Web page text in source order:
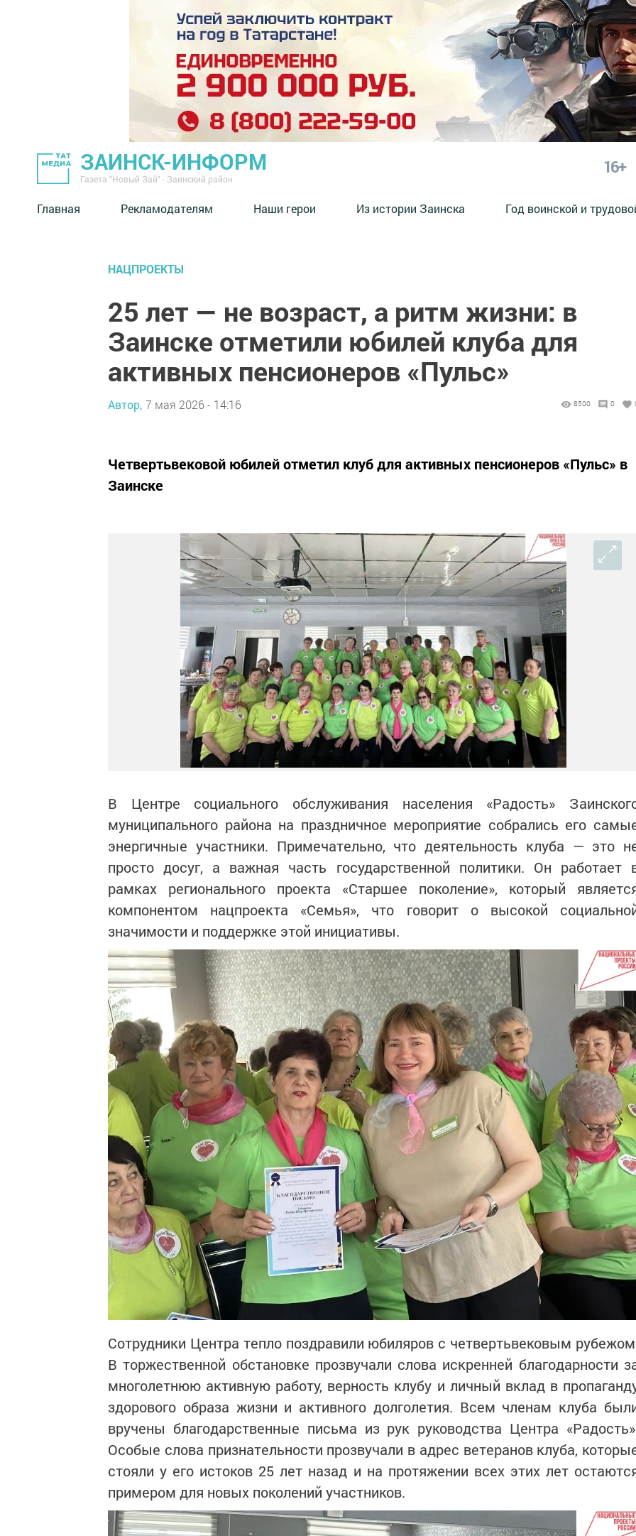
ЗАИНСК-ИНФОРМ
Газета "Новый Зай" - Заинский район
16+
Главная Рекламодателям Наши герои Из истории Заинска Год воинской и
НАЦПРОЕКТЫ
25 лет — не возраст, а ритм жизни: в
Заинске отметили юбилей клуба для
активных пенсионеров «Пульс»
Автор, 7 мая 2026 - 14:16 8500 0
Четвертьвековой юбилей отметил клуб для активных пенсионеров «Пульс» в
Заинске
В Центре социального обслуживания населения «Радость»
муниципального района на праздничное мероприятие собрались его
энергичные участники. Примечательно, что деятельность клуба — это
просто досуг, а важная часть государственной политики. Он работает
рамках регионального проекта «Старшее поколение», который
компонентом нацпроекта «Семья», что говорит о высокой
значимости и поддержке этой инициативы.
Сотрудники Центра тепло поздравили юбиляров с четвертьвековым
В торжественной обстановке прозвучали слова искренней благодарности
многолетнюю активную работу, верность клубу и личный вклад в
здорового образа жизни и активного долголетия. Всем членам клуба
вручены благодарственные письма из рук руководства Центра
Особые слова признательности прозвучали в адрес ветеранов клуба,
стояли у его истоков 25 лет назад и на протяжении всех этих лет
примером для новых поколений участников.